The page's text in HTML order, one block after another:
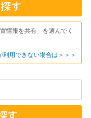
情報を共有」を選んでく
利用できない場合は＞＞＞